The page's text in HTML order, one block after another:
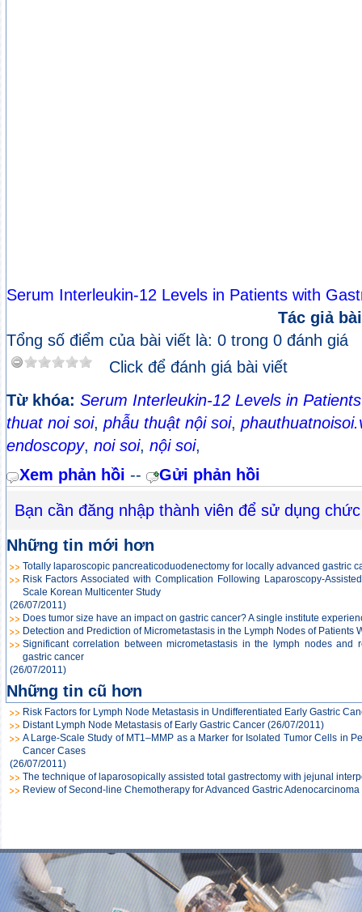
Serum Interleukin-12 Levels in Patients with
Tác giả
Tổng số điểm của bài viết là: 0 trong 0 đánh giá
Click để đánh giá bài viết
Từ khóa: Serum Interleukin-12 Levels in
thuat noi soi, phẫu thuật nội soi,
endoscopy, noi soi, nội soi,
Xem phản hồi --
Gửi phản hồi
Bạn cần đăng nhập thành viên để sử dụng
Những tin mới hơn
Totally laparoscopic pancreaticoduodenectomy for locally advanced gastric
Risk Factors Associated with Complication Following Laparoscopy-
Scale Korean Multicenter Study
(26/07/2011)
Does tumor size have an impact on gastric cancer? A single institute
Detection and Prediction of Micrometastasis in the Lymph Nodes of Patients
Significant correlation between micrometastasis in the lymph nodes and
gastric cancer
(26/07/2011)
Những tin cũ hơn
Risk Factors for Lymph Node Metastasis in Undifferentiated Early Gastric
Distant Lymph Node Metastasis of Early Gastric Cancer (26/07/2011)
A Large-Scale Study of MT1–MMP as a Marker for Isolated Tumor Cells in
Cancer Cases
(26/07/2011)
The technique of laparosopically assisted total gastrectomy with jejunal
Review of Second-line Chemotherapy for Advanced Gastric Adenocarcinoma